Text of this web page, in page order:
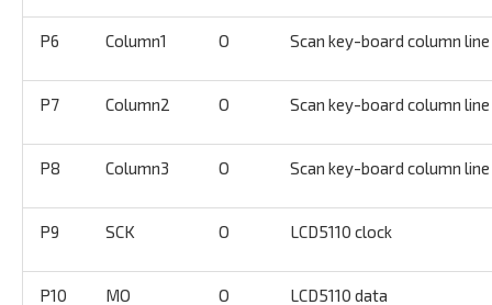
P6 Column1 O Scan key-board column line
P7 Column2 O Scan key-board column
P8 Column3 O Scan key-board column line
P9 SCK O LCD5110 clock
P10 MO O LCD5110 data